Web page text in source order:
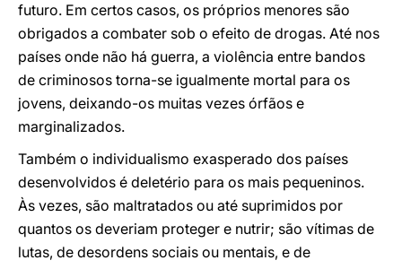
futuro. Em certos casos, os próprios menores são
obrigados a combater sob o efeito de drogas. Até nos
países onde não há guerra, a violência entre bandos
de criminosos torna-se igualmente mortal para os
jovens, deixando-os muitas vezes órfãos e
marginalizados.
Também o individualismo exasperado dos países
desenvolvidos é deletério para os mais pequeninos.
Às vezes, são maltratados ou até suprimidos por
quantos os deveriam proteger e nutrir; são vítimas de
lutas, de desordens sociais ou mentais, e de